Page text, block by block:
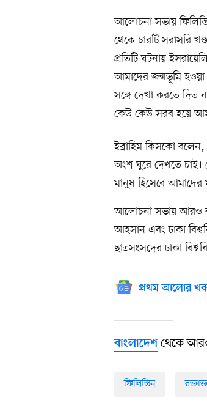
আলোচনা সভায়
থেকে চারটি সরাসরি
প্রতিটি ঘটনায়
আমাদের জন্মভূমি হওয়া
সঙ্গে দেখা করতে দিত
কেউ কেউ সরব হয়ে
ইব্রাহিম কিসকো
অংশ ঘুরে দেখতে চাই।
মানুষ হিসেবে
আলোচনা সভায় আরও
আহসান এবং ঢাকা
ছাত্রসংসদের ঢাকা
প্রথম আলোর
বাংলাদেশ থেকে
ফিলিস্তিন